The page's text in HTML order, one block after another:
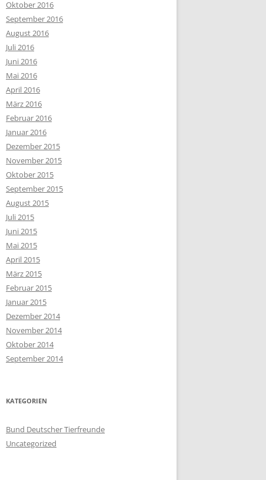
Oktober 2016
September 2016
August 2016
Juli 2016
Juni 2016
Mai 2016
April 2016
März 2016
Februar 2016
Januar 2016
Dezember 2015
November 2015
Oktober 2015
September 2015
August 2015
Juli 2015
Juni 2015
Mai 2015
April 2015
März 2015
Februar 2015
Januar 2015
Dezember 2014
November 2014
Oktober 2014
September 2014
KATEGORIEN
Bund Deutscher Tierfreunde
Uncategorized